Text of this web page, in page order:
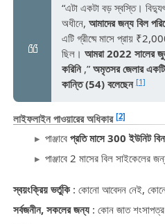
“এটা একটা বড় স্বস্তি। বিদ্যুৎ
অধীনে, আমাদের জন্য বিল
এটি গ্রীষ্মে মাসে প্রায়
ছিল। আমরা 2022 সালের
করিনি,” অমৃতসর জেলার একটি
কান্তি (54) বলেছেন [1]
লাইফলাইন পাওয়ারের অধিকার [2]
পাঞ্জাবেপ্রতি মাসে 300 ইউনিট
পাঞ্জাবে 2 মাসের বিল সাইকেলের
স্বয়ংক্রিয় ভর্তুকি: কোনো আবেদন নেই,
সর্বজনীন, সকলের জন্য: কোন জাত